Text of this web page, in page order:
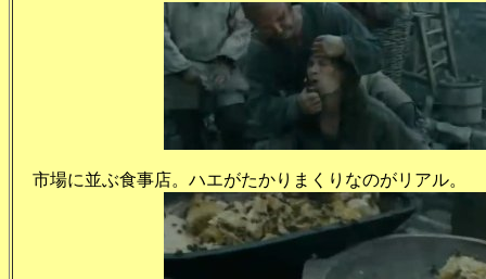
市場に並ぶ食事店。ハエがたかりまくりなのがリアル。